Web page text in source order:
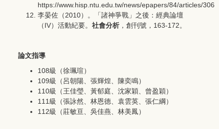
https://www.hisp.ntu.edu.tw/news/epapers/84/articles/306
李晏佐（2010）。「諸神爭戰」之後：經典論壇
（IV）活動紀要。 社會分析 ，創刊號，163-172。
論文指導
108級（徐珮瑄）
109級（呂朝陽、張輝煌、陳奕鳴）
110級（王佳瑩、黃郁庭、沈家穎、曾盈穎）
111級（張詠然、林恩德、袁雲英、張仁綱）
112級（莊敏亘、吳佳燕、林美鳳）